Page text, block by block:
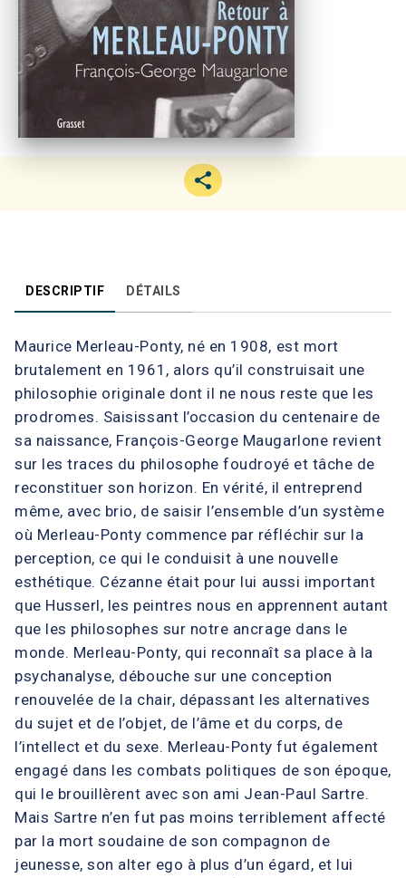
DESCRIPTIF DÉTAILS
Maurice Merleau-Ponty, né en 1908, est mort
brutalement en 1961, alors qu’il construisait une
philosophie originale dont il ne nous reste que les
prodromes. Saisissant l’occasion du centenaire de
sa naissance, François-George Maugarlone revient
sur les traces du philosophe foudroyé et tâche de
reconstituer son horizon. En vérité, il entreprend
même, avec brio, de saisir l’ensemble d’un système
où Merleau-Ponty commence par réfléchir sur la
perception, ce qui le conduisit à une nouvelle
esthétique. Cézanne était pour lui aussi important
que Husserl, les peintres nous en apprennent autant
que les philosophes sur notre ancrage dans le
monde. Merleau-Ponty, qui reconnaît sa place à la
psychanalyse, débouche sur une conception
renouvelée de la chair, dépassant les alternatives
du sujet et de l’objet, de l’âme et du corps, de
l’intellect et du sexe. Merleau-Ponty fut également
engagé dans les combats politiques de son époque,
qui le brouillèrent avec son ami Jean-Paul Sartre.
Mais Sartre n’en fut pas moins terriblement affecté
par la mort soudaine de son compagnon de
jeunesse, son alter ego à plus d’un égard, et lui